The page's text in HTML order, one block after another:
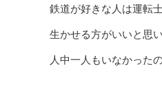
鉄道が好きな人は運転
生かせる方がいいと思
人中一人もいなかった